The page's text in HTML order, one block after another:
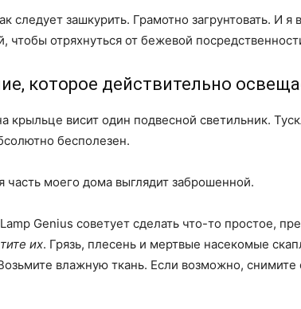
следует зашкурить. Грамотно загрунтовать. И
чтобы отряхнуться от бежевой
которое действительно
крыльце висит один подвесной светильник.
бесполезен.
часть моего дома выглядит заброшенной.
Genius советует сделать что-то простое,
их. Грязь, плесень и мертвые насекомые
влажную ткань. Если возможно, снимите